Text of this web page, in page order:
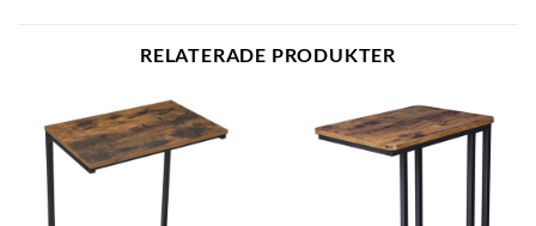
RELATERADE PRODUKTER